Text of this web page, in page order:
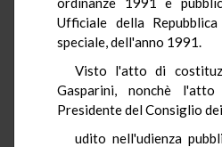
Ufficiale della
speciale, dell'anno 1991.
Visto l'atto di
Gasparini, nonchè
Presidente del Consiglio
udito nell'udienza